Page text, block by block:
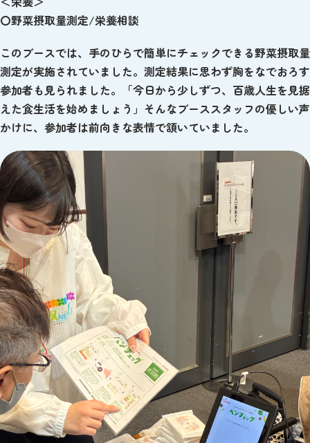
〇野菜摂取量測定/栄養相談
このブースでは、手のひらで簡単にチェックできる野菜摂取量
測定が実施されていました。測定結果に思わず胸をなでおろす
参加者も見られました。「今日から少しずつ、百歳人生を見据
えた食生活を始めましょう」そんなブーススタッフの優しい声
かけに、参加者は前向きな表情で頷いていました。